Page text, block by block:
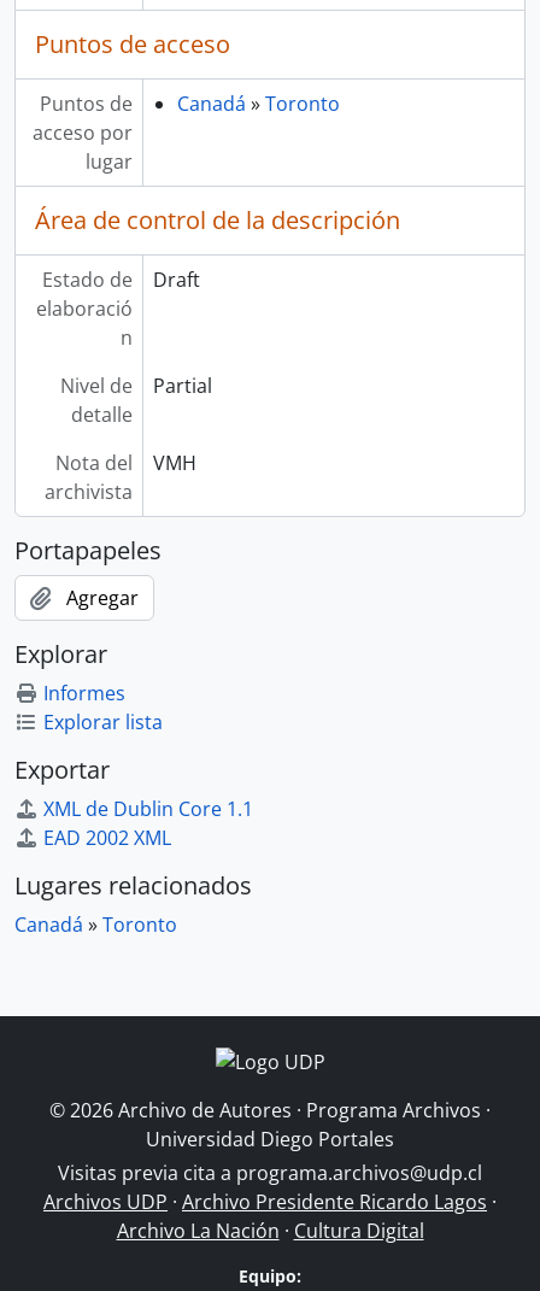
Puntos de acceso
Puntos de
acceso por
lugar
Canadá »Toronto
Área de control de la descripción
Estado de
elaboració
n
Draft
Nivel de
detalle
Partial
Nota del
archivista
VMH
Portapapeles
Agregar
Explorar
Informes
Explorar lista
Exportar
XML de Dublin Core 1.1
EAD 2002 XML
Lugares relacionados
Canadá »Toronto
© 2026 Archivo de Autores · Programa Archivos ·
Universidad Diego Portales
Visitas previa cita a programa.archivos@udp.cl
Archivos UDP · Archivo Presidente Ricardo Lagos ·
Archivo La Nación · Cultura Digital
Equipo: